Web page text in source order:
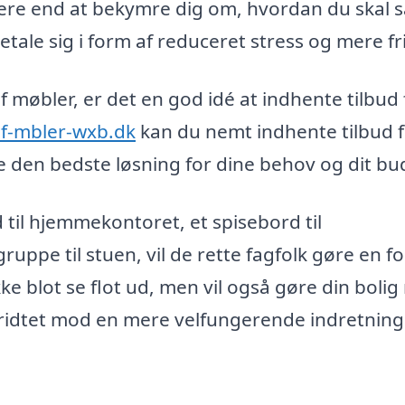
end at bekymre dig om, hvordan du skal
sig i form af reduceret stress og mere
er det en god idé at indhente tilbud
mbler-wxb.dk kan du nemt indhente tilbud
den bedste løsning for dine behov og dit
hjemmekontoret, et spisebord til
til stuen, vil de rette fagfolk gøre en
blot se flot ud, men vil også gøre din bolig
mod en mere velfungerende